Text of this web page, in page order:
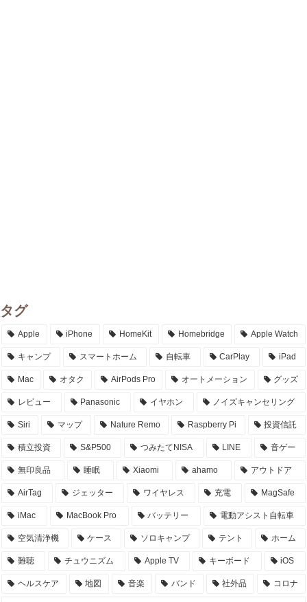
タグ
Apple iPhone HomeKit Homebridge Apple Watch
キャンプ スマートホーム 自転車 CarPlay iPad
Mac オタク AirPods Pro オートメーション グッズ
レビュー Panasonic イヤホン ノイズキャンセリング
Siri マップ Nature Remo Raspberry Pi 投資信託
積立投資 S&P500 つみたてNISA LINE 音ゲー
無印良品 睡眠 Xiaomi ahamo アウトドア
AirTag ジェッター ワイヤレス 充電 MagSafe
iMac MacBook Pro バッテリー 電動アシスト自転車
空気清浄機 ケース ソロキャンプ テント ホーム
難聴 チュウニズム Apple TV キーボード iOS
ヘルスケア 地図 音楽 バンド 社外品 コロナ